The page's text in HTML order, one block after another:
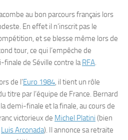
au bon parcours français lors
En effet il n’inscrit pas le
et se blesse même lors de
tour, ce qui l’empêche de
finale de Séville contre laRFA.
de l’Euro 1984, il tient un rôle
titre par l’équipe de France. Bernard
demi-finale et la finale, au cours de
victorieux de Michel Platini (bien
Luis Arconada). Il annonce sa retraite